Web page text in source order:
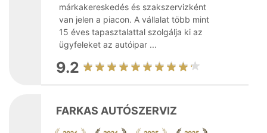
márkakereskedés és szakszervizként
van jelen a piacon. A vállalat több mint
15 éves tapasztalattal szolgálja ki az
ügyfeleket az autóipar ...
9.2
FARKAS AUTÓSZERVIZ